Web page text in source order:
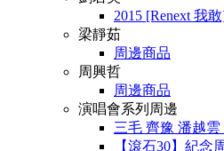
2015 [Renext 我
梁靜茹
周邊商品
周興哲
周邊商品
演唱會系列周邊
三毛 齊豫 潘越
【滾石30】紀念